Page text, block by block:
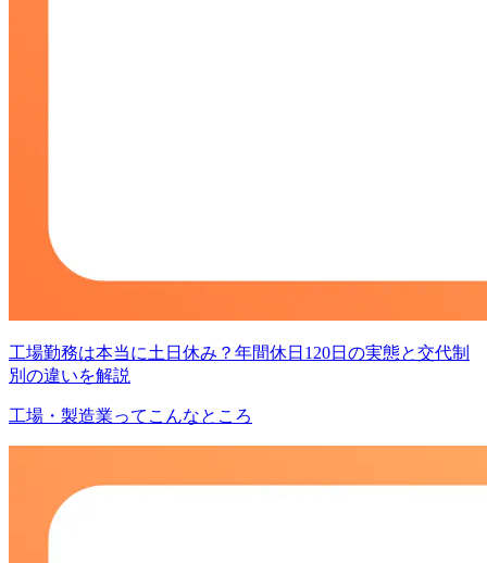
工場勤務は本当に土日休み？年間休日120日の実態と交代制
別の違いを解説
工場・製造業ってこんなところ